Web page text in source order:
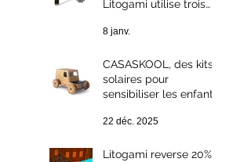
Litogami utilise trois
photovoltaïques
8 janv.
CASASKOOL, des kits
solaires pour
sensibiliser les enfants
durable.
22 déc. 2025
Litogami reverse 20%